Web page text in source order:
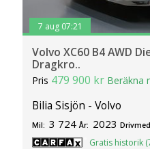
7 aug 07:21
Volvo XC60 B4 AWD
Dragkro..
Pris 479 900 kr Beräkna
Bilia Sisjön - Volvo
Mil: 3 724 År: 2023
Gratis historik